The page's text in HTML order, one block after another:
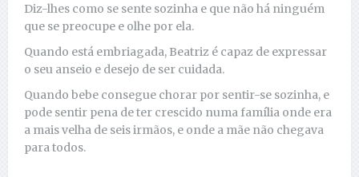
Diz-lhes como se sente sozinha e que não há ninguém
que se preocupe e olhe por ela.
Quando está embriagada, Beatriz é capaz de expressar
o seu anseio e desejo de ser cuidada.
Quando bebe consegue chorar por sentir-se sozinha, e
pode sentir pena de ter crescido numa família onde era
a mais velha de seis irmãos, e onde a mãe não chegava
para todos.